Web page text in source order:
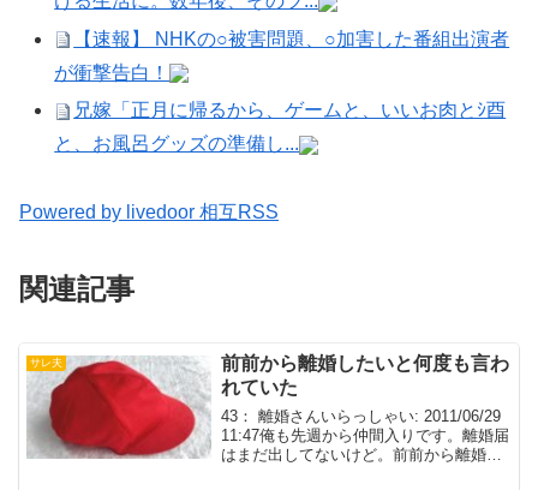
【速報】 NHKの○被害問題、○加害した番組出演者
が衝撃告白！
兄嫁「正月に帰るから、ゲームと、いいお肉とｼ酉
と、お風呂グッズの準備し...
Powered by livedoor 相互RSS
関連記事
サレ夫
前前から離婚したいと何度も言わ
れていた
43： 離婚さんいらっしゃい: 2011/06/29
11:47俺も先週から仲間入りです。離婚届
はまだ出してないけど。前前から離婚し